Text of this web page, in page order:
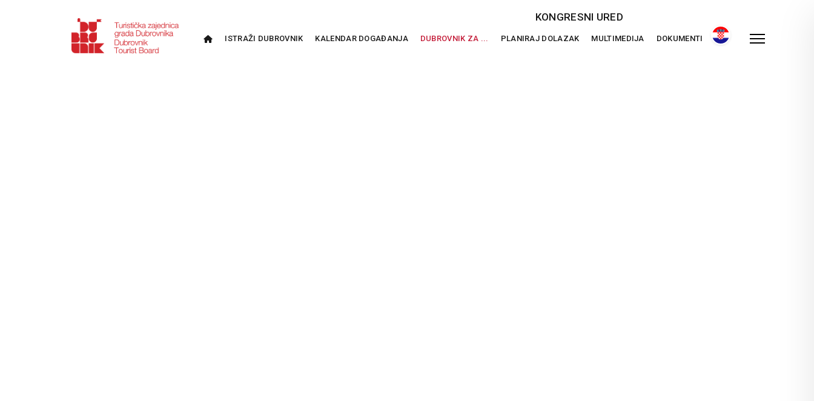
KONGRESNI URED
ISTRAŽI DUBROVNIK KALENDAR DOGAĐANJA DUBROVNIK ZA ... PLANIRAJ DOLAZAK MULTIMEDIJA DOKUMENTI